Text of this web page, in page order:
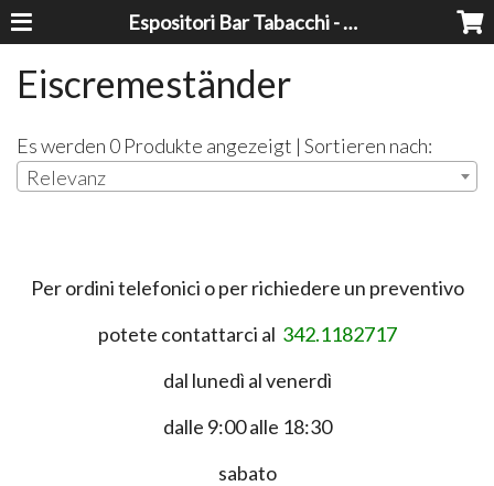
Espositori Bar Tabacchi - Lavorazioni Plexiglass Bari
Eiscremeständer
Es werden 0 Produkte angezeigt | Sortieren nach:
Relevanz
Per ordini telefonici o per richiedere un preventivo
potete contattarci al 342.1182717
dal lunedì al venerdì
dalle 9:00 alle 18:30
sabato